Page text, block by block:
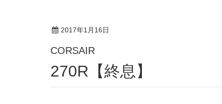
2017年1月16日
CORSAIR
270R【終息】